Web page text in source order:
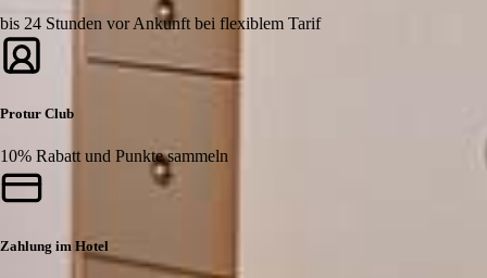
bis 24 Stunden vor Ankunft bei flexiblem Tarif
Protur Club
10% Rabatt und Punkte sammeln
Zahlung im Hotel